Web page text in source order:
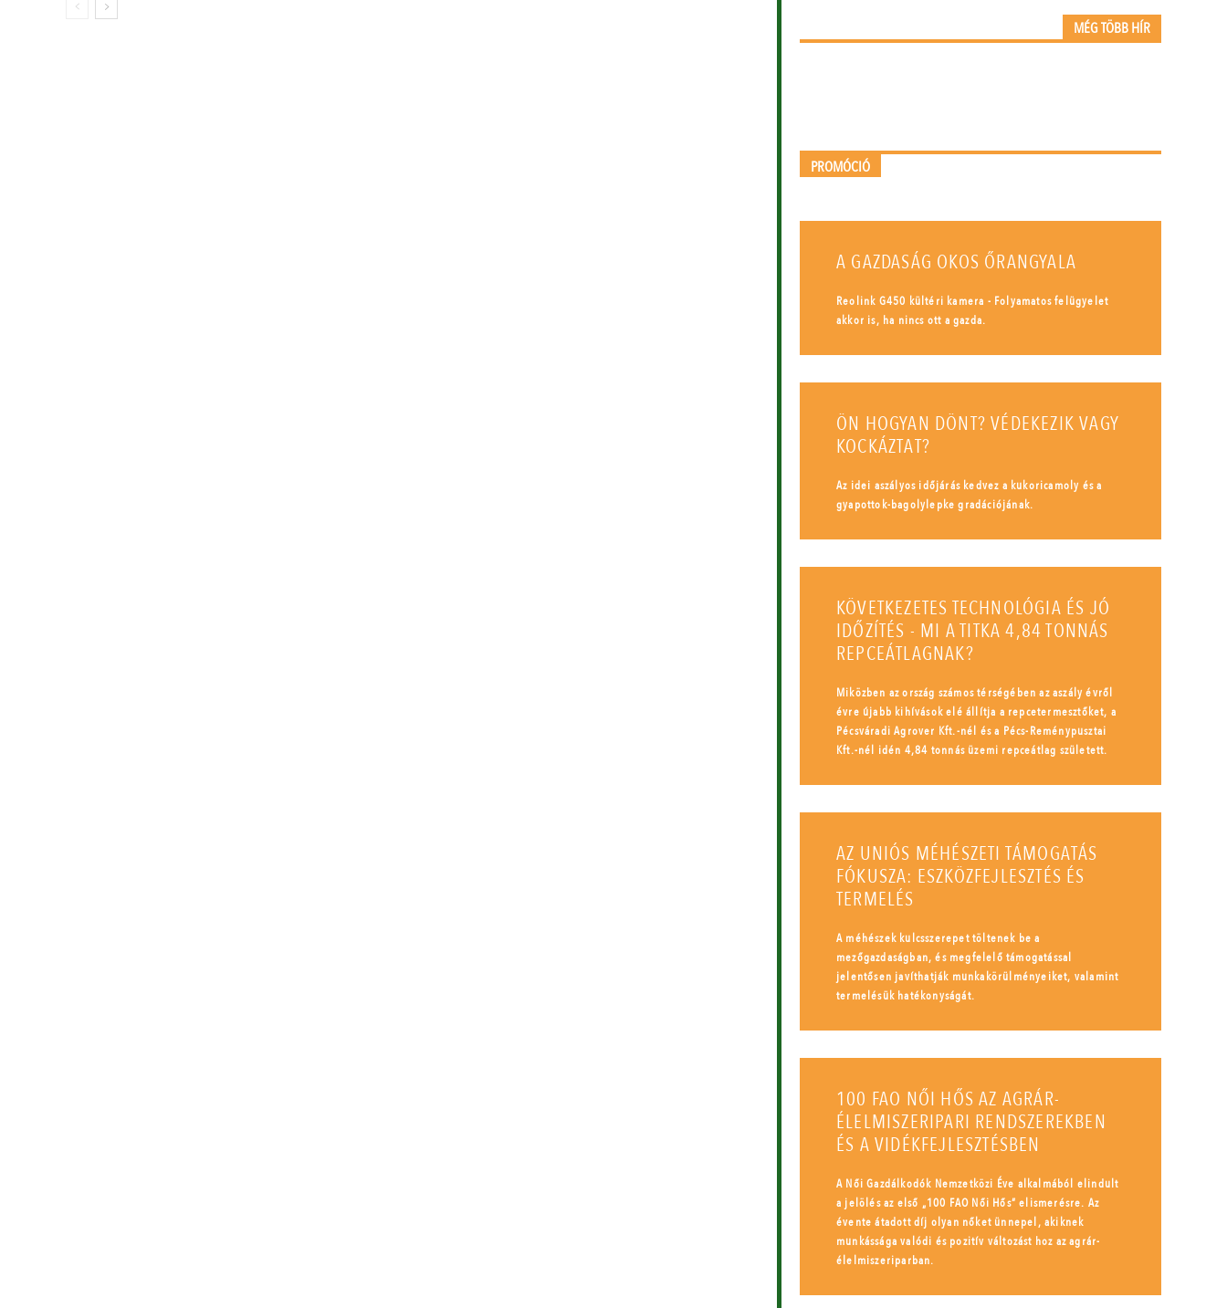
MÉG TÖBB HÍR
PROMÓCIÓ
A GAZDASÁG OKOS ŐRANGYALA
Reolink G450 kültéri kamera - Folyamatos felügyelet
akkor is, ha nincs ott a gazda.
ÖN HOGYAN DÖNT? VÉDEKEZIK VAGY
KOCKÁZTAT?
Az idei aszályos időjárás kedvez a kukoricamoly és a
gyapottok-bagolylepke gradációjának.
KÖVETKEZETES TECHNOLÓGIA ÉS JÓ
IDŐZÍTÉS - MI A TITKA 4,84 TONNÁS
REPCEÁTLAGNAK?
Miközben az ország számos térségében az aszály évről
évre újabb kihívások elé állítja a repcetermesztőket, a
Pécsváradi Agrover Kft.-nél és a Pécs-Reménypusztai
Kft.-nél idén 4,84 tonnás üzemi repceátlag született.
AZ UNIÓS MÉHÉSZETI TÁMOGATÁS
FÓKUSZA: ESZKÖZFEJLESZTÉS ÉS
TERMELÉS
A méhészek kulcsszerepet töltenek be a
mezőgazdaságban, és megfelelő támogatással
jelentősen javíthatják munkakörülményeiket, valamint
termelésük hatékonyságát.
100 FAO NŐI HŐS AZ AGRÁR-
ÉLELMISZERIPARI RENDSZEREKBEN
ÉS A VIDÉKFEJLESZTÉSBEN
A Női Gazdálkodók Nemzetközi Éve alkalmából elindult
a jelölés az első „100 FAO Női Hős” elismerésre. Az
évente átadott díj olyan nőket ünnepel, akiknek
munkássága valódi és pozitív változást hoz az agrár-
élelmiszeriparban.